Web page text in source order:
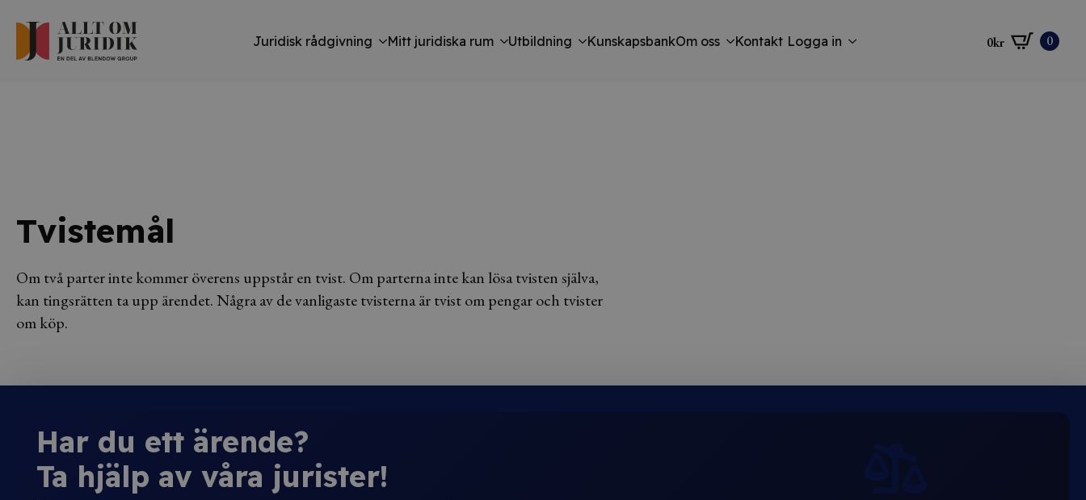
Juridisk rådgivning Mitt juridiska rum Utbildning KunskapsbankOm oss Kontakt Logga in 0kr 0
Tvistemål
Om två parter inte kommer överens uppstår en tvist. Om parterna inte kan lösa tvisten själva,
kan tingsrätten ta upp ärendet. Några av de vanligaste tvisterna är tvist om pengar och tvister
om köp.
Har du ett ärende?
Ta hjälp av våra jurister!